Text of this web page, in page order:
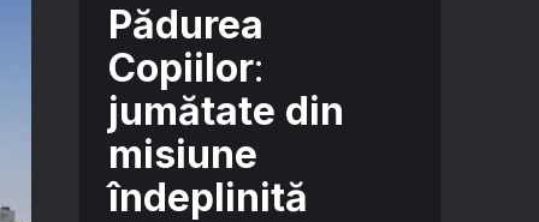
Pădurea
Copiilor:
jumătate din
misiune
îndeplinită